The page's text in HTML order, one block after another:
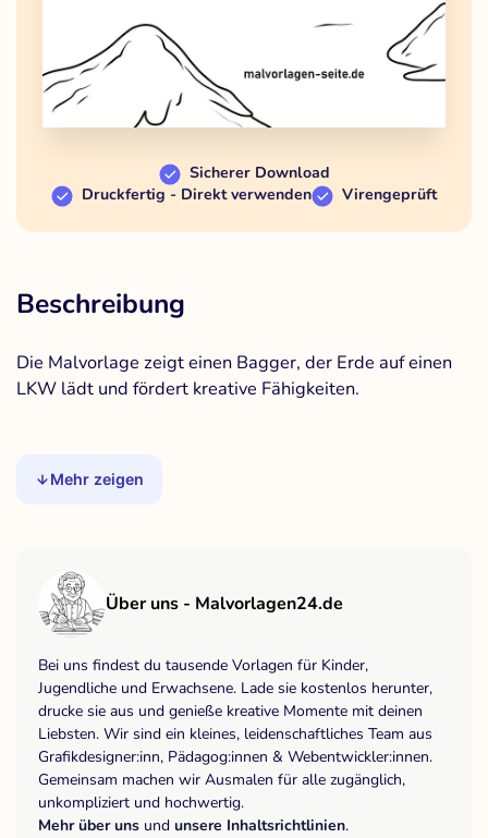
Sicherer Download
Druckfertig - Direkt verwenden
Virengeprüft
Beschreibung
Die Malvorlage zeigt einen Bagger, der Erde auf einen
LKW lädt und fördert kreative Fähigkeiten.
Mehr zeigen
Über uns - Malvorlagen24.de
Bei uns findest du tausende Vorlagen für Kinder,
Jugendliche und Erwachsene. Lade sie kostenlos herunter,
drucke sie aus und genieße kreative Momente mit deinen
Liebsten. Wir sind ein kleines, leidenschaftliches Team aus
Grafikdesigner:inn, Pädagog:innen & Webentwickler:innen.
Gemeinsam machen wir Ausmalen für alle zugänglich,
unkompliziert und hochwertig.
Mehr über uns und unsere Inhaltsrichtlinien.